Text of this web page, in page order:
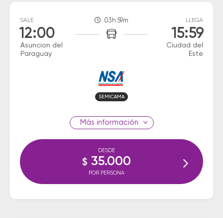
SALE
12:00
Asuncion del
Paraguay
03h 59m LLEGA
15:59
Ciudad del
Este
SEMICAMA
información
DESDE
$ 35.000
POR PERSONA